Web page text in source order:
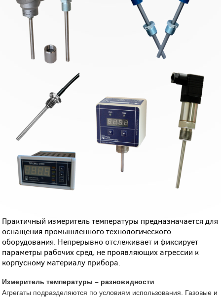
Практичный измеритель температуры предназначается для
оснащения промышленного технологического
оборудования. Непрерывно отслеживает и фиксирует
параметры рабочих сред, не проявляющих агрессии к
корпусному материалу прибора.
Измеритель температуры – разновидности
Агрегаты подразделяются по условиям использования. Газовые и